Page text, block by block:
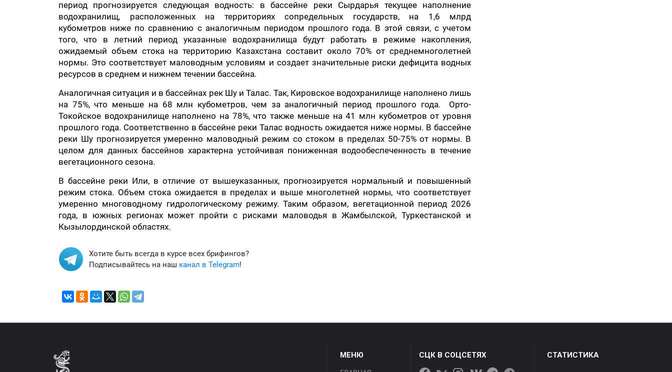
период прогнозируется следующая водность: в бассейне реки Сырдарья текущее наполнение
водохранилищ, расположенных на территориях сопредельных государств, на 1,6 млрд
кубометров ниже по сравнению с аналогичным периодом прошлого года. В этой связи, с учетом
того, что в летний период указанные водохранилища будут работать в режиме накопления,
ожидаемый объем стока на территорию Казахстана составит около 70% от среднемноголетней
нормы. Это соответствует маловодным условиям и создает значительные риски дефицита водных
ресурсов в среднем и нижнем течении бассейна.
Аналогичная ситуация и в бассейнах рек Шу и Талас. Так, Кировское водохранилище наполнено лишь
на 75%, что меньше на 68 млн кубометров, чем за аналогичный период прошлого года. Орто-
Токойское водохранилище наполнено на 78%, что также меньше на 41 млн кубометров от уровня
прошлого года. Соответственно в бассейне реки Талас водность ожидается ниже нормы. В бассейне
реки Шу прогнозируется умеренно маловодный режим со стоком в пределах 50-75% от нормы. В
целом для данных бассейнов характерна устойчивая пониженная водообеспеченность в течение
вегетационного сезона.
В бассейне реки Или, в отличие от вышеуказанных, прогнозируется нормальный и повышенный
режим стока. Объем стока ожидается в пределах и выше многолетней нормы, что соответствует
умеренно многоводному гидрологическому режиму. Таким образом, вегетационной период 2026
года, в южных регионах может пройти с рисками маловодья в Жамбылской, Туркестанской и
Кызылординской областях.
Хотите быть всегда в курсе всех брифингов?
Подписывайтесь на наш канал в Telegram!
МЕНЮ СЦК В СОЦСЕТЯХ СТАТИСТИКА